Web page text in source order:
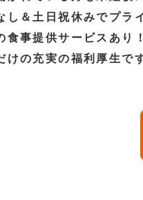
し＆土日祝休みでプラ
食事提供サービスあり！
の充実の福利厚生で